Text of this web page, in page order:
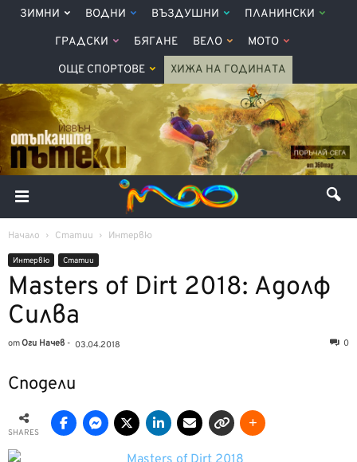
ЗИМНИ ВОДНИ ВЪЗДУШНИ ПЛАНИНСКИ
ГРАДСКИ БЯГАНЕ ВЕЛО МОТО
ОЩЕ СПОРТОВЕ ХИЖА НА ГОДИНАТА
Начало Статии Интервю
Интервю Статии
Masters of Dirt 2018: Адолф
Силва
отОги Начев - 03.04.2018 0
Сподели
SHARES